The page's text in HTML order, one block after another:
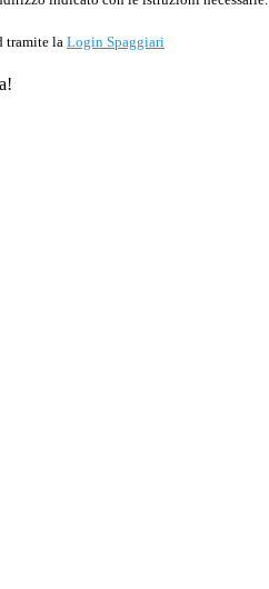
tramite la Login Spaggiari